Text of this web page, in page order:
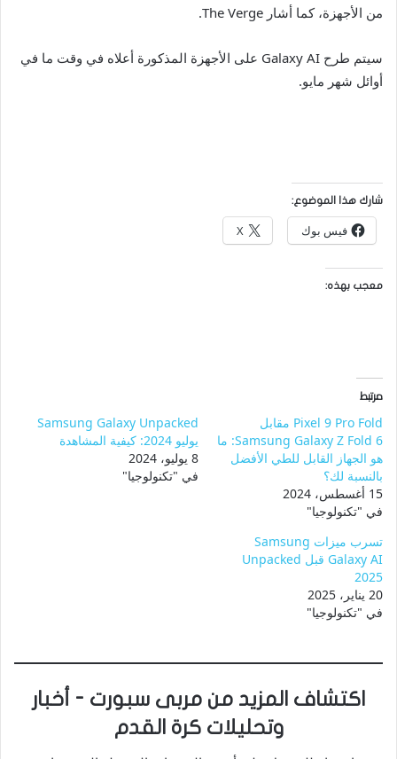
من الأجهزة، كما أشار The Verge.
سيتم طرح Galaxy AI على الأجهزة المذكورة أعلاه في وقت ما في
أوائل شهر مايو.
شارك هذا الموضوع:
فيس بوك X
معجب بهذه:
مرتبط
Pixel 9 Pro Fold مقابل
Samsung Galaxy Z Fold 6: ما
هو الجهاز القابل للطي الأفضل
بالنسبة لك؟
15 أغسطس، 2024
في "تكنولوجيا"
Samsung Galaxy Unpacked
يوليو 2024: كيفية المشاهدة
8 يوليو، 2024
في "تكنولوجيا"
تسرب ميزات Samsung
Galaxy AI قبل Unpacked
2025
20 يناير، 2025
في "تكنولوجيا"
اكتشاف المزيد من مربى سبورت - أخبار
وتحليلات كرة القدم